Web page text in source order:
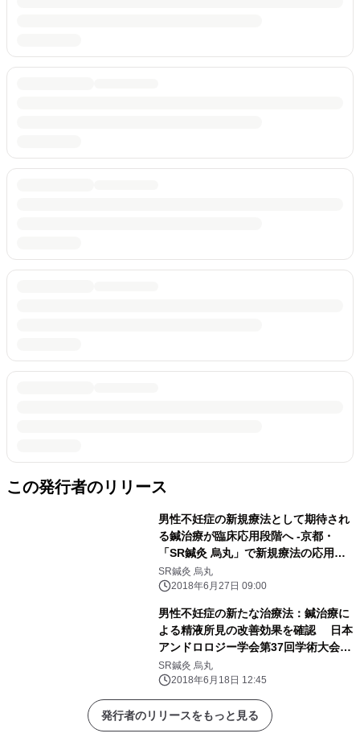
この発行者のリリース
男性不妊症の新規療法として期待され
る鍼治療が臨床応用段階へ -京都・
「SR鍼灸 烏丸」で新規療法の応用施
術を開始-
SR鍼灸 烏丸
2018年6月27日 09:00
男性不妊症の新たな治療法：鍼治療に
よる精液所見の改善効果を確認 日本
アンドロロジー学会第37回学術大会で
発表
SR鍼灸 烏丸
2018年6月18日 12:45
発行者のリリースをもっと見る